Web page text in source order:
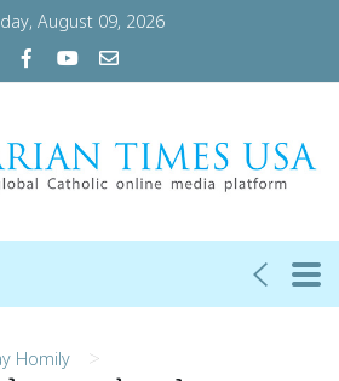
August 09, 2026
Homily >